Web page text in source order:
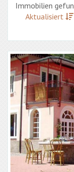
Immobilien
Aktualisiert